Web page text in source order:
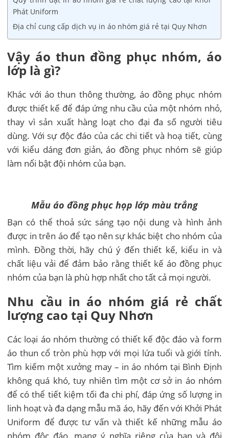
Phát Uniform
Địa chỉ cung cấp dịch vụ in áo nhóm giá rẻ tại Quy Nhơn
Vậy áo thun đồng phục nhóm, áo
lớp là gì?
Khác với áo thun thông thường, áo đồng phục nhóm
được thiết kế để đáp ứng nhu cầu của một nhóm nhỏ,
thay vì sản xuất hàng loạt cho đại đa số người tiêu
dùng. Với sự độc đáo của các chi tiết và hoạ tiết, cùng
với kiểu dáng đơn giản, áo đồng phục nhóm sẽ giúp
làm nổi bật đội nhóm của bạn.
Mẫu áo đồng phục họp lớp màu trắng
Bạn có thể thoả sức sáng tạo nội dung và hình ảnh
được in trên áo để tạo nên sự khác biệt cho nhóm của
mình. Đồng thời, hãy chú ý đến thiết kế, kiểu in và
chất liệu vải để đảm bảo rằng thiết kế áo đồng phục
nhóm của bạn là phù hợp nhất cho tất cả mọi người.
Nhu cầu in áo nhóm giá rẻ chất
lượng cao tại Quy Nhơn
Các loại áo nhóm thường có thiết kế độc đáo và form
áo thun cổ tròn phù hợp với mọi lứa tuổi và giới tính.
Tìm kiếm một xưởng may – in áo nhóm tại Bình Định
không quá khó, tuy nhiên tìm một cơ sở in áo nhóm
để có thể tiết kiệm tối đa chi phí, đáp ứng số lượng in
linh hoạt và đa dạng mẫu mã áo, hãy đến với Khởi Phát
Uniform để được tư vấn và thiết kế những mẫu áo
nhóm độc đáo, mang ý nghĩa riêng của bạn và đội